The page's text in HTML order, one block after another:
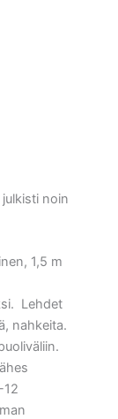
noin
1,5 m
Lehdet
nahkeita.
12